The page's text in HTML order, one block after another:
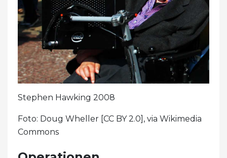
Stephen Hawking 2008
Foto: Doug Wheller [CC BY 2.0], via Wikimedia
Commons